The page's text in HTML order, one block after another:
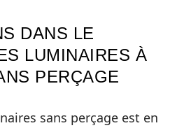
DANS LE
LUMINAIRES À
PERÇAGE
sans perçage est en